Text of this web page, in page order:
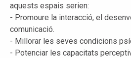
aquests espais serien:
- Promoure la interacció, el
comunicació.
- Millorar les seves condicions
- Potenciar les capacitats